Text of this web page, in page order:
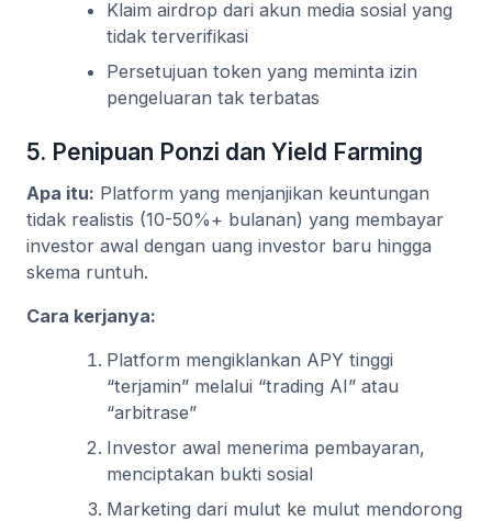
Klaim airdrop dari akun media sosial yang
tidak terverifikasi
Persetujuan token yang meminta izin
pengeluaran tak terbatas
5. Penipuan Ponzi dan Yield Farming
Apa itu: Platform yang menjanjikan keuntungan
tidak realistis (10-50%+ bulanan) yang membayar
investor awal dengan uang investor baru hingga
skema runtuh.
Cara kerjanya:
Platform mengiklankan APY tinggi
“terjamin” melalui “trading AI” atau
“arbitrase”
Investor awal menerima pembayaran,
menciptakan bukti sosial
Marketing dari mulut ke mulut mendorong